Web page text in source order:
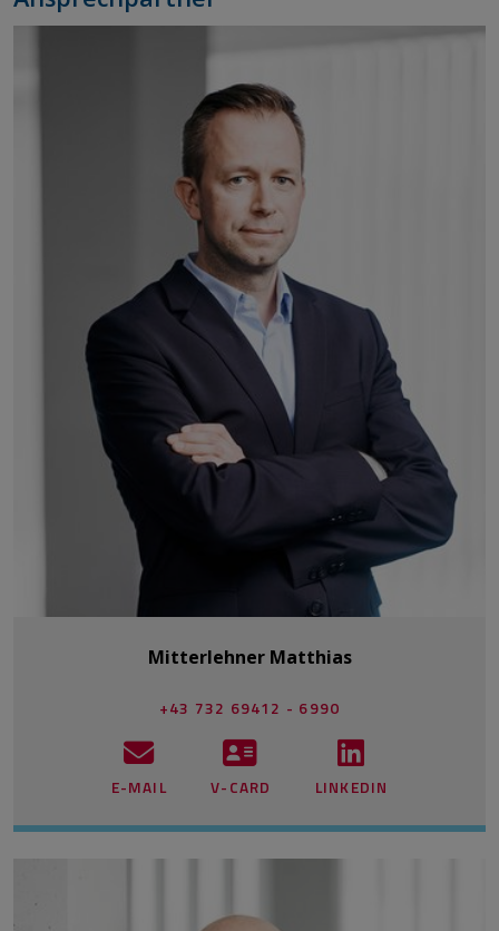
Mitterlehner Matthias
+43 732 69412 - 6990
E-MAIL V-CARD LINKEDIN